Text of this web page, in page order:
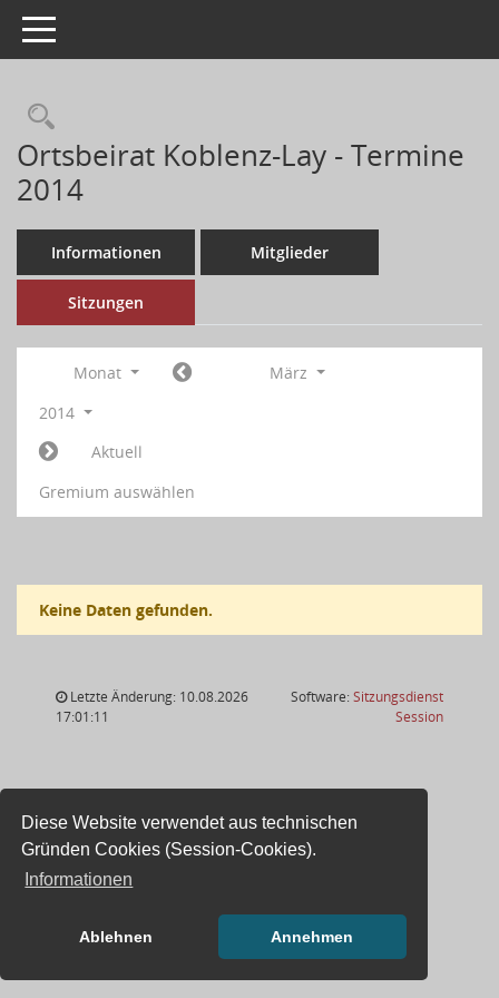
Diese Website verwendet aus technischen
Gründen Cookies (Session-Cookies).
Informationen
Ablehnen Annehmen
Toggle navigation
Ortsbeirat Koblenz-Lay - Termine
2014
Informationen Mitglieder
Sitzungen
Monat
März
2014
Aktuell
Gremium auswählen
Keine Daten gefunden.
Letzte Änderung: 10.08.2026
17:01:11
Software:Sitzungsdienst
Session(Wird in